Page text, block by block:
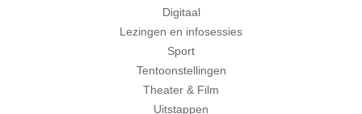
Digitaal
Lezingen en infosessies
Sport
Tentoonstellingen
Theater & Film
Uitstappen